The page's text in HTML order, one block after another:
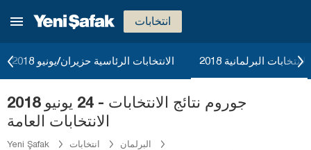
انتخابات
الانتخابات الرئاسية حزيران/يونيو 2018 البرلمانية 2018
جوروم نتائج الانتخابات - 24 يونيو 2018
الانتخابات العامة
Yeni Şafak انتخابات
البرلمان